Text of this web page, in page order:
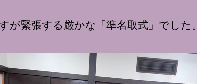
が緊張する厳かな「準名取式」でした。